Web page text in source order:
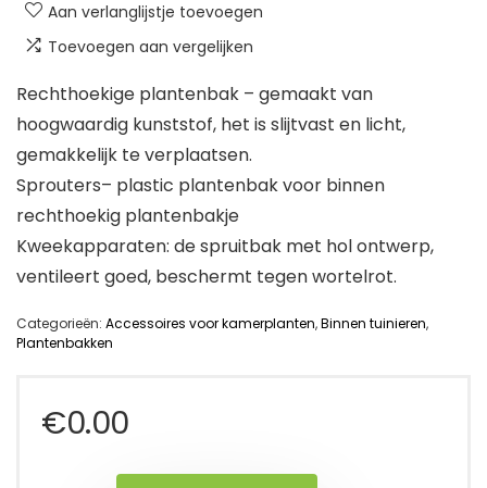
Aan verlanglijstje toevoegen
Toevoegen aan vergelijken
Rechthoekige plantenbak – gemaakt van
hoogwaardig kunststof, het is slijtvast en licht,
gemakkelijk te verplaatsen.
Sprouters– plastic plantenbak voor binnen
rechthoekig plantenbakje
Kweekapparaten: de spruitbak met hol ontwerp,
ventileert goed, beschermt tegen wortelrot.
Categorieën: Accessoires voor kamerplanten,Binnen tuinieren,
Plantenbakken
€0.00